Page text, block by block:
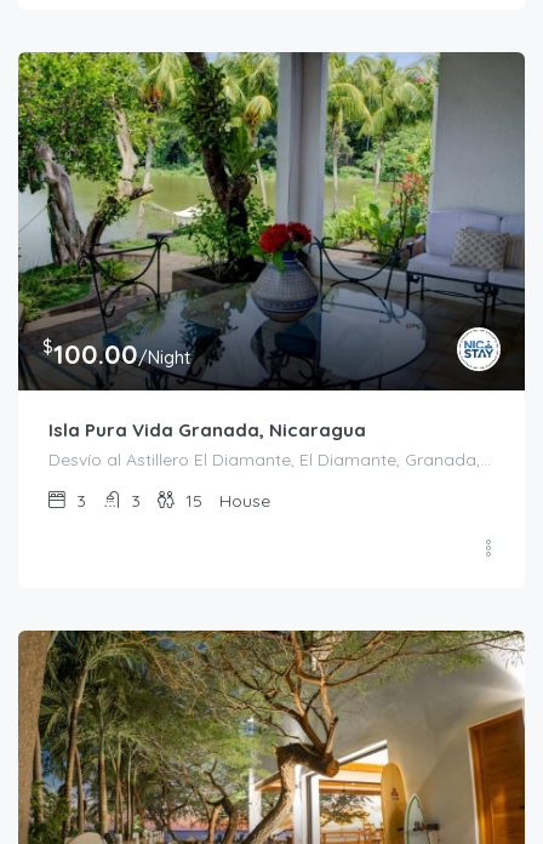
$100.00/Night
Isla Pura Vida Granada, Nicaragua
Desvío al Astillero El Diamante, El Diamante, Granada, 43000, Nicaragua
3
3 15 House